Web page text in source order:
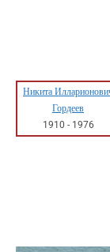
Никита
Гордеев
1910 - 1976